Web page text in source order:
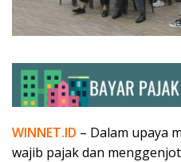
WINNET.ID – Dalam upaya
wajib pajak dan